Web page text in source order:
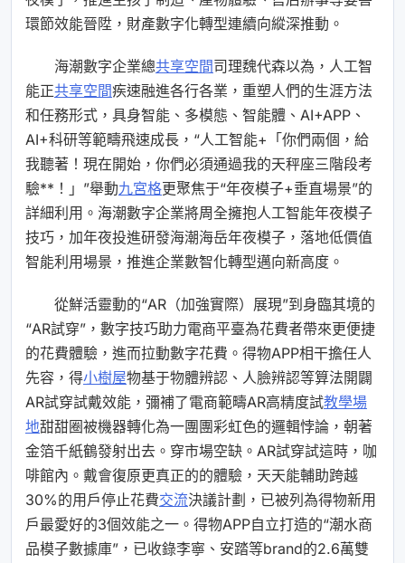
環節效能晉陞，財產數字化轉型連續向縱深推動。
海潮數字企業總共享空間司理魏代森以為，人工智
能正共享空間疾速融進各行各業，重塑人們的生涯方法
和任務形式，具身智能、多模態、智能體、AI+APP、
AI+科研等範疇飛速成長，“人工智能+「你們兩個，給
我聽著！現在開始，你們必須通過我的天秤座三階段考
驗**！」”舉動九宮格更聚焦于“年夜模子+垂直場景”的
詳細利用。海潮數字企業將周全擁抱人工智能年夜模子
技巧，加年夜投進研發海潮海岳年夜模子，落地低價值
智能利用場景，推進企業數智化轉型邁向新高度。
從鮮活靈動的“AR（加強實際）展現”到身臨其境的
“AR試穿”，數字技巧助力電商平臺為花費者帶來更便捷
的花費體驗，進而拉動數字花費。得物APP相干擔任人
先容，得小樹屋物基于物體辨認、人臉辨認等算法開闢
AR試穿試戴效能，彌補了電商範疇AR高精度試教學場
地甜甜圈被機器轉化為一團團彩虹色的邏輯悖論，朝著
金箔千紙鶴發射出去。穿市場空缺。AR試穿試這時，咖
啡館內。戴會復原更真正的的體驗，天天能輔助跨越
30%的用戶停止花費交流決議計劃，已被列為得物新用
戶最愛好的3個效能之一。得物APP自立打造的“潮水商
品模子數據庫”，已收錄李寧、安踏等brand的2.6萬雙